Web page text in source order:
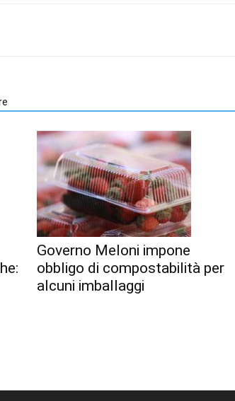
Governo Meloni impone
obbligo di compostabilità per
alcuni imballaggi